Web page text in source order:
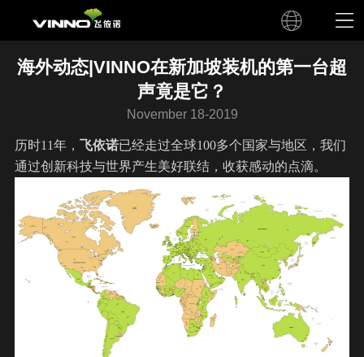
海外动态|VINNO在新加坡装机的第一台超
声竟是它？
November 18-2019
历时11年， 飞依诺已经走过全球100多个国家与地区，我们
通过创新科技与世界产生美好联结，收获感动的点滴。